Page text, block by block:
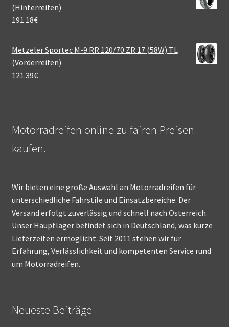
(Hinterreifen)
191.18€
Metzeler Sportec M-9 RR 120/70 ZR 17 (58W) TL
(Vorderreifen)
121.39€
Motorradreifen online zu fairen Preisen
kaufen.
Wir bieten eine große Auswahl an Motorradreifen für
unterschiedliche Fahrstile und Einsatzbereiche. Der
Versand erfolgt zuverlässig und schnell nach Österreich.
Unser Hauptlager befindet sich in Deutschland, was kurze
Lieferzeiten ermöglicht. Seit 2011 stehen wir für
Erfahrung, Verlässlichkeit und kompetenten Service rund
um Motorradreifen.
Neueste Beiträge